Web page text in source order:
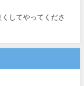
してやってくださ